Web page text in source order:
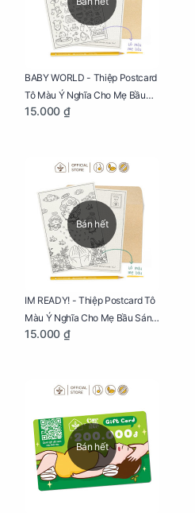
BABY WORLD - Thiệp Postcard
Tô Màu Ý Nghĩa Cho Mẹ Bầu
Sáng Tạo, Thư Giãn Và Hạnh
15.000 ₫
Bán hết
IM READY! - Thiệp Postcard Tô
Màu Ý Nghĩa Cho Mẹ Bầu Sáng
Tạo, Thư Giãn Và Hạnh Phúc
15.000 ₫
Bán hết